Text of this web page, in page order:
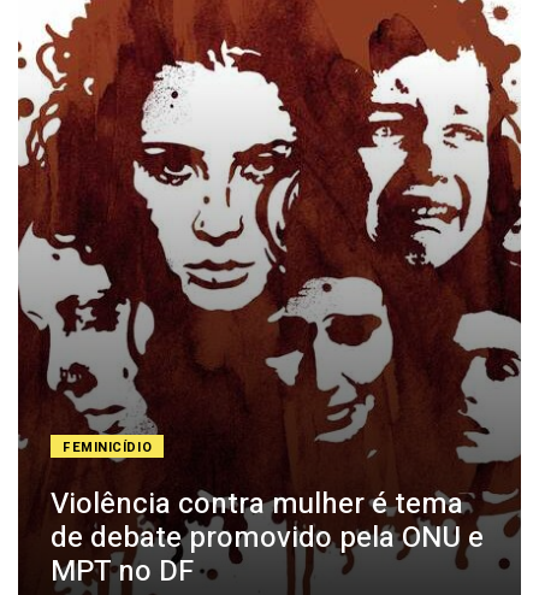
FEMINICÍDIO
Violência contra mulher é tema
de debate promovido pela ONU e
MPT no DF